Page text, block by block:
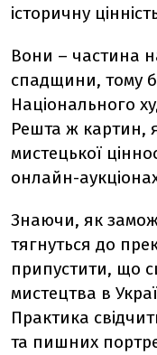
історичну
Вони – частина
спадщини, тому
Національного
Решта ж картин,
мистецької
онлайн-
Знаючи, як
тягнуться до
припустити, що
мистецтва в
Практика
та пишних